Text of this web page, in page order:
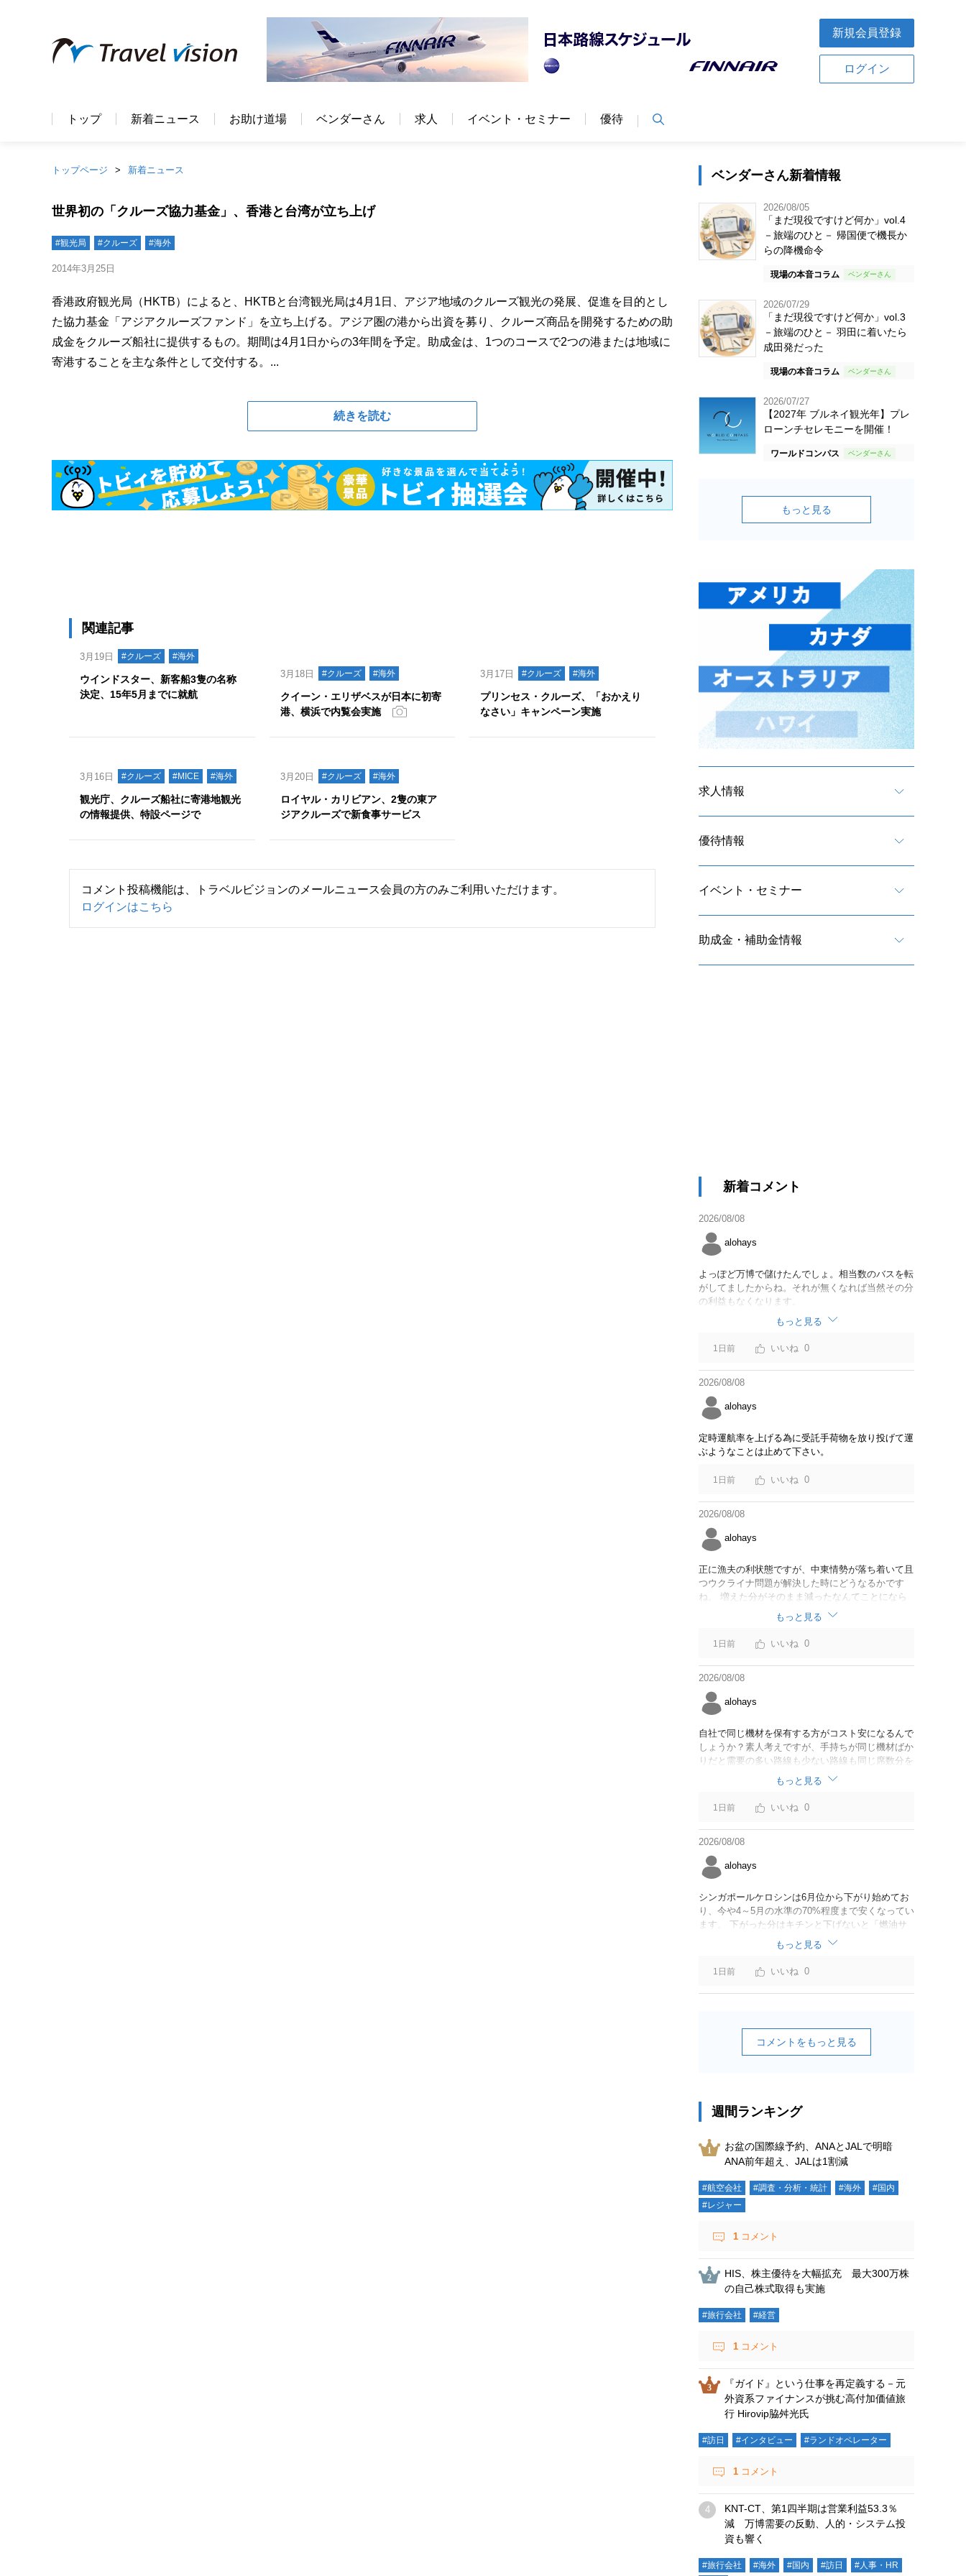
新規会員登録
ログイン
トップ 新着ニュース お助け道場 ベンダーさん 求人 イベント・セミナー 優待
トップページ 新着ニュース
世界初の「クルーズ協力基金」、香港と台湾が立ち上げ
#観光局 #クルーズ #海外
2014年3月25日
香港政府観光局（HKTB）によると、HKTBと台湾観光局は4月1日、アジア地域のクルーズ観光の発展、促進を目的とし
た協力基金「アジアクルーズファンド」を立ち上げる。アジア圏の港から出資を募り、クルーズ商品を開発するための助
成金をクルーズ船社に提供するもの。期間は4月1日からの3年間を予定。助成金は、1つのコースで2つの港または地域に
寄港することを主な条件として交付する。...
続きを読む
関連記事
3月19日 #クルーズ #海外
ウインドスター、新客船3隻の名称
決定、15年5月までに就航
3月18日 #クルーズ #海外
クイーン・エリザベスが日本に初寄
港、横浜で内覧会実施
3月17日 #クルーズ #海外
プリンセス・クルーズ、「おかえり
なさい」キャンペーン実施
3月16日 #クルーズ #MICE #海外
観光庁、クルーズ船社に寄港地観光
の情報提供、特設ページで
3月20日 #クルーズ #海外
ロイヤル・カリビアン、2隻の東ア
ジアクルーズで新食事サービス
コメント投稿機能は、トラベルビジョンのメールニュース会員の方のみご利用いただけます。
ログインはこちら
ベンダーさん新着情報
2026/08/05
「まだ現役ですけど何か」vol.4
－旅端のひと－ 帰国便で機長か
らの降機命令
現場の本音コラム
2026/07/29
「まだ現役ですけど何か」vol.3
－旅端のひと－ 羽田に着いたら
成田発だった
現場の本音コラム
2026/07/27
【2027年 ブルネイ観光年】プレ
ローンチセレモニーを開催！
ワールドコンパス
もっと見る
求人情報
優待情報
イベント・セミナー
助成金・補助金情報
新着コメント
2026/08/08
alohays
よっぽど万博で儲けたんでしょ。相当数のバスを転
がしてましたからね。それが無くなれば当然その分
の利益もなくなります。
もっと見る
1日前 0
2026/08/08
alohays
定時運航率を上げる為に受託手荷物を放り投げて運
ぶようなことは止めて下さい。
1日前 0
2026/08/08
alohays
正に漁夫の利状態ですが、中東情勢が落ち着いて且
つウクライナ問題が解決した時にどうなるかです
ね。 増えた分がそのまま減ったなんてことになら
なければいいですが。
もっと見る
1日前 0
2026/08/08
alohays
自社で同じ機材を保有する方がコスト安になるんで
しょうか？素人考えですが、手持ちが同じ機材ばか
りだと需要の多い路線も少ない路線も同じ席数分を
供給することになるので、需要が多い路線には大型
機材を当て、少ない路線には小型機材を当てるな
ど、席数を調整するにはリース契約の方が対応しや
すいと思いました。
もっと見る
1日前 0
2026/08/08
alohays
シンガポールケロシンは6月位から下がり始めてお
り、今や4～5月の水準の70%程度まで安くなってい
ます。 下がった分はキチンと下げないと「燃油サ
ーチャージ＝利益」と判断されますよ。
もっと見る
1日前 0
コメントをもっと見る
週間ランキング
お盆の国際線予約、ANAとJALで明暗
ANA前年超え、JALは1割減
#航空会社 #調査・分析・統計 #海外
#国内
#レジャー
1 コメント
HIS、株主優待を大幅拡充 最大300万株
の自己株式取得も実施
#旅行会社 #経営
1 コメント
『ガイド』という仕事を再定義する－元
外資系ファイナンスが挑む高付加価値旅
行 Hirovip脇舛光氏
#訪日 #インタビュー #ランドオペレーター
1 コメント
KNT-CT、第1四半期は営業利益53.3％
減 万博需要の反動、人的・システム投
資も響く
#旅行会社 #海外 #国内 #訪日 #人事・HR